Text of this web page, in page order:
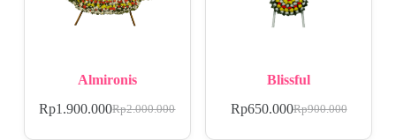
Almironis
Rp2.000.000
Rp1.900.000
Blissful
Rp900.000
Rp650.000